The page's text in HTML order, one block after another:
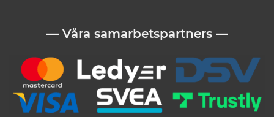
— Våra samarbetspartners —